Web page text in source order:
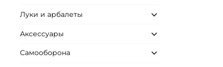
Луки и арбалеты
Аксессуары
Самооборона